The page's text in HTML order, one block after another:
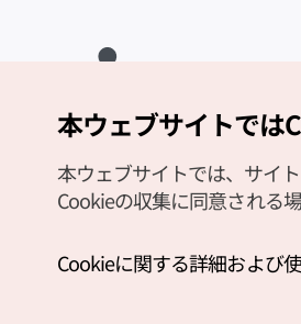
Copyright (c) Korea Tourism
サイトエラー報告
公式メール
本ウェブサイトでは
本ウェブサイトでは、サイ
Cookieの収集に同意される
Cookieに関する詳細および